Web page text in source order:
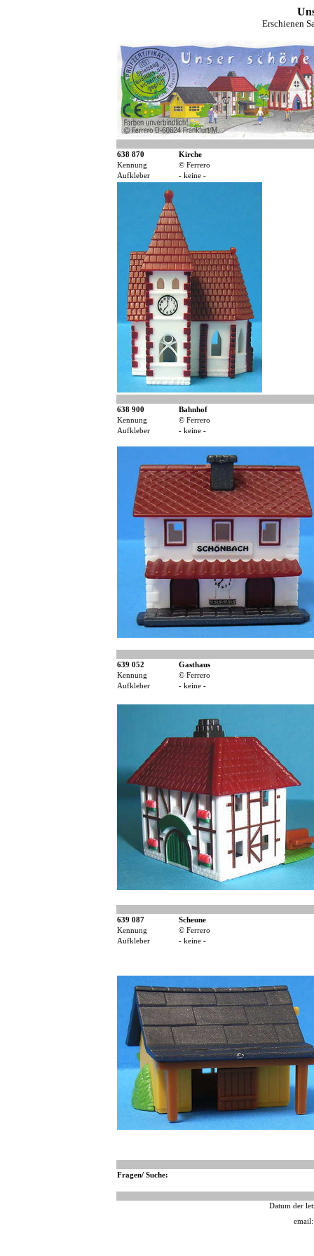
Erschienen
638 870
Kirche
Kennung
© Ferrero
Aufkleber
- keine -
638 900
Bahnhof
Kennung
© Ferrero
Aufkleber
- keine -
639 052
Gasthaus
Kennung
© Ferrero
Aufkleber
- keine -
639 087
Scheune
Kennung
© Ferrero
Aufkleber
- keine -
Fragen/ Suche:
Datum der